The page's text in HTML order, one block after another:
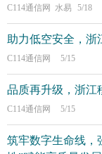
C114通信网 水易 5/18
助力低空安全，浙
C114通信网 5/15
品质再升级，浙江
C114通信网 5/15
筑牢数字生命线，